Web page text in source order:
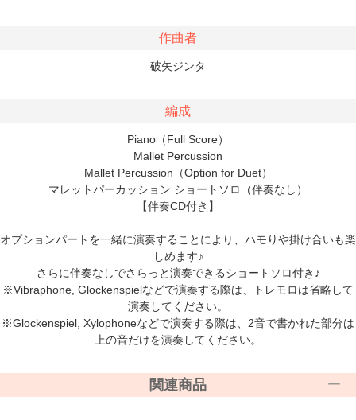
作曲者
破矢ジンタ
編成
Piano（Full Score）
Mallet Percussion
Mallet Percussion（Option for Duet）
マレットパーカッション ショートソロ（伴奏なし）
【伴奏CD付き】
オプションパートを一緒に演奏することにより、ハモりや掛け合いも楽
しめます♪
さらに伴奏なしでさらっと演奏できるショートソロ付き♪
※Vibraphone, Glockenspielなどで演奏する際は、トレモロは省略して
演奏してください。
※Glockenspiel, Xylophoneなどで演奏する際は、2音で書かれた部分は
上の音だけを演奏してください。
関連商品